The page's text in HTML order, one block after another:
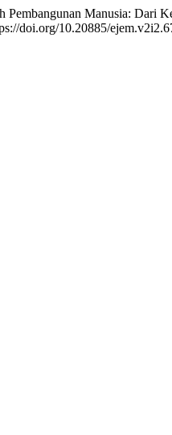
Pembangunan Manusia: Dari
doi.org/10.20885/